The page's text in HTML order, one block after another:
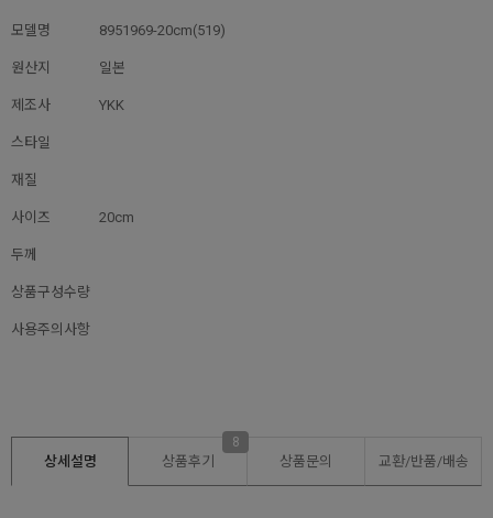
모델명 8951969-20cm(519)
원산지 일본
제조사 YKK
스타일
재질
사이즈 20cm
두께
상품구성수량
사용주의사항
상세설명 상품후기
8
상품문의 교환/반품/배송